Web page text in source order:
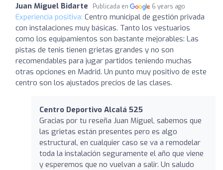
Juan Miguel Bidarte Publicada en 6 years ago
Experiencia positiva: Centro municipal de gestión privada
con instalaciones muy básicas. Tanto los vestuarios
como los equipamientos son bastante mejorables: Las
pistas de tenis tienen grietas grandes y no son
recomendables para jugar partidos teniendo muchas
otras opciones en Madrid. Un punto muy positivo de este
centro son los ajustados precios de las clases.
Centro Deportivo Alcalá 525
Gracias por tu reseña Juan Miguel, sabemos que
las grietas están presentes pero es algo
estructural, en cualquier caso se va a remodelar
toda la instalación seguramente el año que viene
y esperemos que no vuelvan a salir. Un saludo